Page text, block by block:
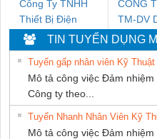
Công Ty TNHH
Thiết Bị Điện
Nam Quốc Thịnh
CONG
TM-DV
DONG
TIN TUYỂN DỤNG
Tuyển gấp nhân viên Kỹ
Mô tả công việc Đảm
Công ty theo...
Tuyển Nhanh Nhân Viên Kỹ
Mô tả công việc Đảm